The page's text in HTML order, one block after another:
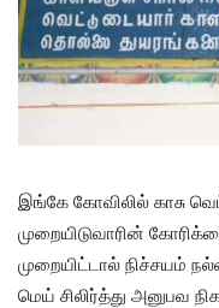
இங்கே கோவிலில் காசு
முறையிடுவாரின்
முறையிட்டால் நிச்சயம்
மெய் சிலிர்த்து அனுபவ